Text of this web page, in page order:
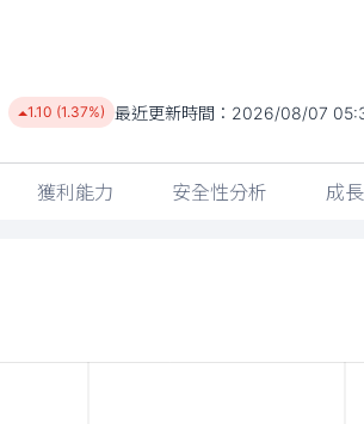
1.10 (1.37%) 最近更新時間： 2026/08/07
獲利能力 安全性分析 成